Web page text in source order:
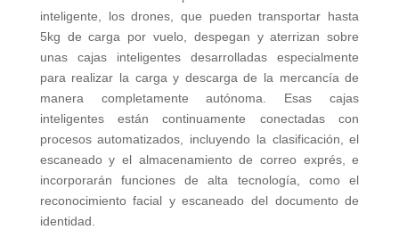
inteligente, los drones, que pueden transportar hasta
5kg de carga por vuelo, despegan y aterrizan sobre
unas cajas inteligentes desarrolladas especialmente
para realizar la carga y descarga de la mercancía de
manera completamente autónoma. Esas cajas
inteligentes están continuamente conectadas con
procesos automatizados, incluyendo la clasificación, el
escaneado y el almacenamiento de correo exprés, e
incorporarán funciones de alta tecnología, como el
reconocimiento facial y escaneado del documento de
identidad.